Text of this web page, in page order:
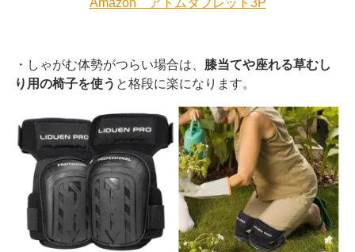
Amazon アトムタフレット3P
・しゃがむ体勢がつらい場合は、 膝当てや座れる草むし
り用の椅子を使う と格段に楽になります。